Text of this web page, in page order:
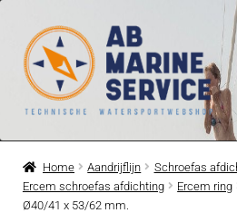
Ga
door
naar
navigatie
Ga
naar
de
inhoud
Home
Motoren
Home Aandrijflijn
Schroefas
Ercem schroefas afdichting
Ercem ring
Ø40/41 x 53/62 mm.